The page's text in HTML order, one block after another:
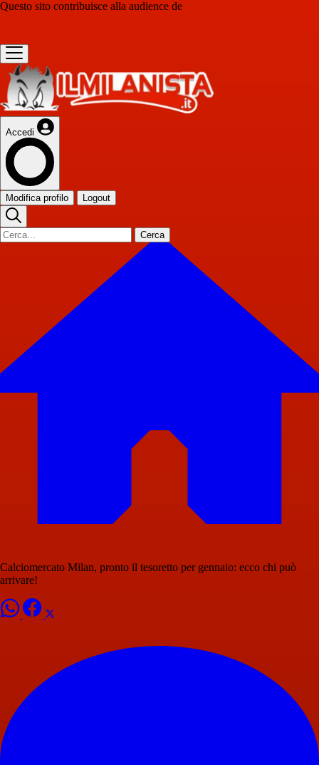
Questo sito contribuisce alla audience de
Accedi
Modifica profilo Logout
Cerca
Calciomercato Milan, pronto il tesoretto per gennaio: ecco chi può
arrivare!